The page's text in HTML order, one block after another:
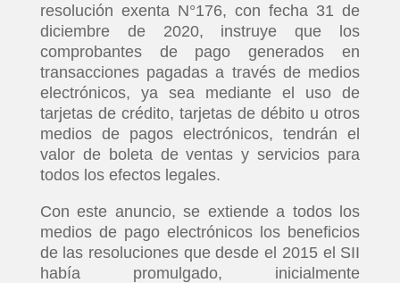
resolución exenta N°176, con fecha 31 de
diciembre de 2020, instruye que los
comprobantes de pago generados en
transacciones pagadas a través de medios
electrónicos, ya sea mediante el uso de
tarjetas de crédito, tarjetas de débito u otros
medios de pagos electrónicos, tendrán el
valor de boleta de ventas y servicios para
todos los efectos legales.
Con este anuncio, se extiende a todos los
medios de pago electrónicos los beneficios
de las resoluciones que desde el 2015 el SII
había promulgado, inicialmente